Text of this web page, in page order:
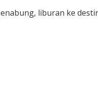
liburan ke